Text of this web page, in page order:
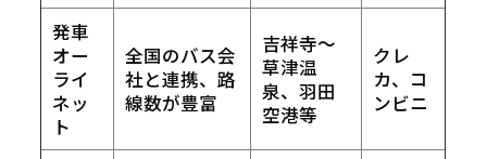
発車
オー
ライ
ネッ
ト
全国のバス会
社と連携、路
線数が豊富
吉祥寺〜
草津温
泉、羽田
空港等
クレ
カ、コ
ンビニ